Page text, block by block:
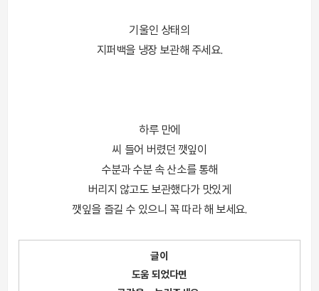
기울인 상태의
지퍼백을 냉장 보관해 주세요.
하루 만에
씨 들어 버렸던 깻잎이
수분과 수분 속 산소를 통해
버리지 않고도 보관했다가 맛있게
깻잎을 즐길 수 있으니 꼭 따라 해 보세요.
글이
도움 되었다면